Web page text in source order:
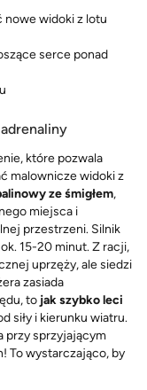
nowe widoki z lotu
serce ponad
które pozwala
malownicze widoki z
ze śmigłem,
miejsca i
przestrzeni. Silnik
15-20 minut. Z racji,
uprzęży, ale siedzi
zasiada
to jak szybko leci
siły i kierunku wiatru.
przy sprzyjającym
To wystarczająco, by